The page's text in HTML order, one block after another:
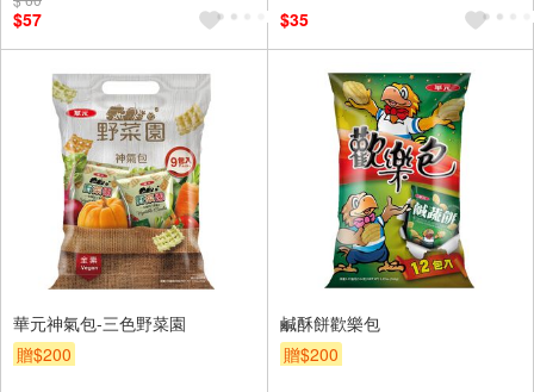
$57
$35
華元神氣包-三色野菜園
贈$200
鹹酥餅歡樂包
贈$200